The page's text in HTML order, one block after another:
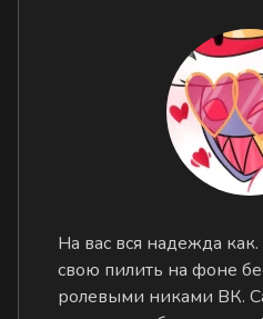
На вас вся надежда
свою пилить на фоне
ролевыми никами ВК.